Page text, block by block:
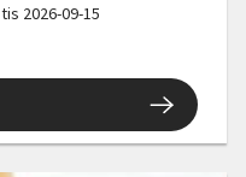
tis 2026-09-15